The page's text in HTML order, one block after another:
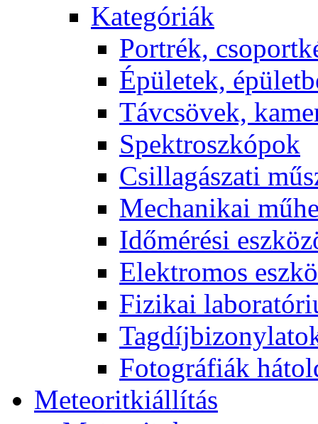
Ka­te­gó­ri­ák
Port­rék,
Épü­le­tek,
Táv­csö­vek,
Spekt­rosz­kó­pok
Csil­la­gá­sza­ti
Me­cha­ni­kai
Idő­mé­ré­si
Elekt­ro­mos
Fi­zi­kai
Fo­tog­rá­fi­ák
Me­te­o­rit­ki­ál­lí­tás